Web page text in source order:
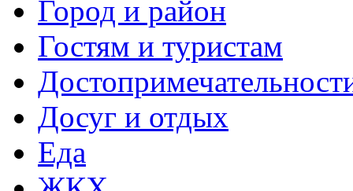
Город и район
Гостям и туристам
Досуг и отдых
Еда